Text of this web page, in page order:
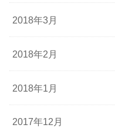
2018年3月
2018年2月
2018年1月
2017年12月